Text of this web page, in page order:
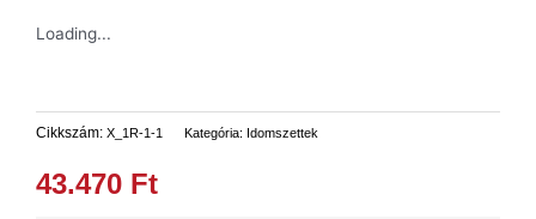
Loading...
Cikkszám: X_1R-1-1 Kategória: Idomszettek
43.470 Ft